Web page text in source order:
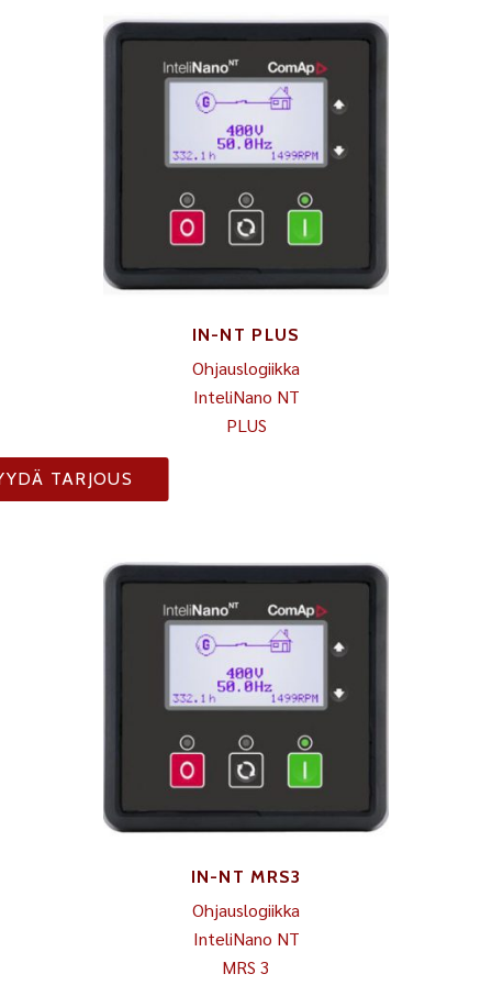
IN-NT PLUS
Ohjauslogiikka
InteliNano NT
PLUS
TARJOUS
IN-NT MRS3
Ohjauslogiikka
InteliNano NT
MRS 3